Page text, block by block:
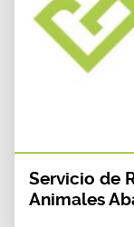
Servicio de
Animales